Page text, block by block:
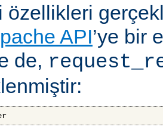
özellikleri
API’ye bir
de,